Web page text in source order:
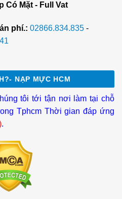
Có Mặt - Full Vat
phí.: 02866.834.835 -
NẠP MỰC HCM
tôi tới tận nơi làm tại chỗ
Tphcm Thời gian đáp ứng
.